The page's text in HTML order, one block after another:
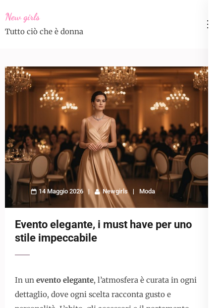
to
content
Enter)
New girls
Tutto ciò che è donna
14 Maggio 2026 Newgirls Moda
Evento elegante, i must have per uno
stile impeccabile
In un evento elegante, l’atmosfera è curata in ogni
dettaglio, dove ogni scelta racconta gusto e